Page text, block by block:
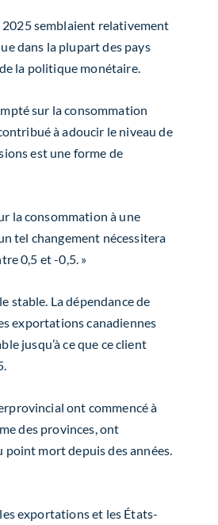
2025 semblaient relativement
dans la plupart des pays
la politique monétaire.
sur la consommation
à adoucir le niveau de
est une forme de
la consommation à une
tel changement nécessitera
0,5 et -0,5. »
stable. La dépendance de
exportations canadiennes
jusqu’à ce que ce client
ont commencé à
des provinces, ont
point mort depuis des années.
exportations et les États-